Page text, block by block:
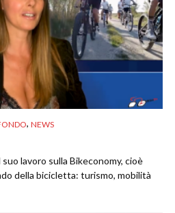
, NEWS
lavoro sulla Bikeconomy, cioè
della bicicletta: turismo, mobilità